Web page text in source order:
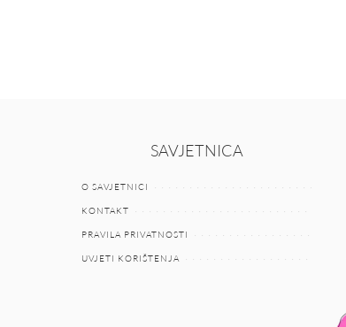
SAVJETNICA
O SAVJETNICI
KONTAKT
PRAVILA PRIVATNOSTI
UVJETI KORIŠTENJA